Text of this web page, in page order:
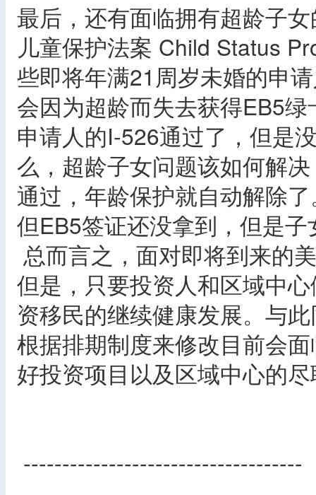
最后，还有面临拥有超龄子
儿童保护法案 Child Status
些即将年满21周岁未婚的申
会因为超龄而失去获得EB5
申请人的I-526通过了，但是
么，超龄子女问题该如何解
通过，年龄保护就自动解除
但EB5签证还没拿到，但是
总而言之，面对即将到来的
但是，只要投资人和区域中
资移民的继续健康发展。与
根据排期制度来修改目前会
好投资项目以及区域中心的
------------------------------------